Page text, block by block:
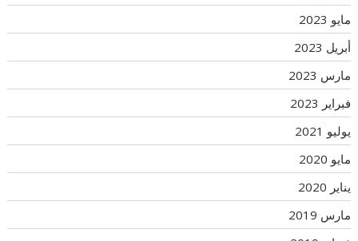
مايو 2023
أبريل 2023
مارس 2023
فبراير 2023
يوليو 2021
مايو 2020
يناير 2020
مارس 2019